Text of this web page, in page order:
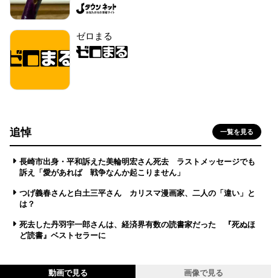
ゼロまる
追悼 一覧を見る
長崎市出身・平和訴えた美輪明宏さん死去 ラストメッセージでも
訴え「愛があれば 戦争なんか起こりません」
つげ義春さんと白土三平さん カリスマ漫画家、二人の「違い」と
は？
死去した丹羽宇一郎さんは、経済界有数の読書家だった 『死ぬほ
ど読書』ベストセラーに
動画で見る 画像で見る